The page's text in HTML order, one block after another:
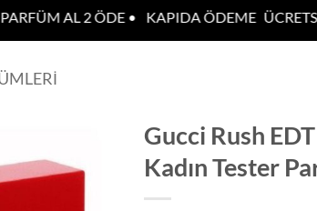
AL 2 ÖDE • KAPIDA ÖDEME
Gucci Rush
Kadın Tester